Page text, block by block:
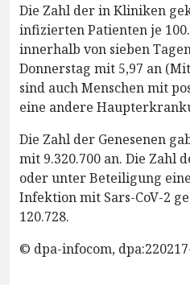
Die Zahl der in Kliniken
infizierten Patienten je
innerhalb von sieben
Donnerstag mit 5,97 an
sind auch Menschen mit
eine andere
Die Zahl der Genesenen
mit 9.320.700 an. Die Zahl
oder unter Beteiligung
Infektion mit Sars-CoV-2
120.728.
© dpa-infocom,